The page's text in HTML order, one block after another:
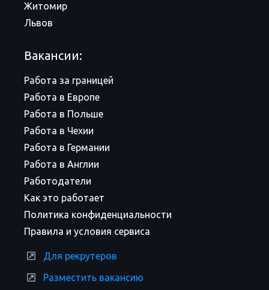
Житомир
Львов
Вакансии:
Работа за границей
Работа в Европе
Работа в Польше
Работа в Чехии
Работа в Германии
Работа в Англии
Работодатели
Как это работает
Политика конфиденциальности
Правила и условия сервиса
Для рекрутеров
Разместить вакансию